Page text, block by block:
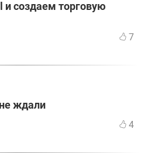
и создаем торговую
7
ждали
4